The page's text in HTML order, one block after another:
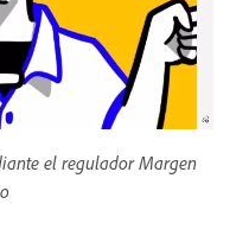
el regulador Margen